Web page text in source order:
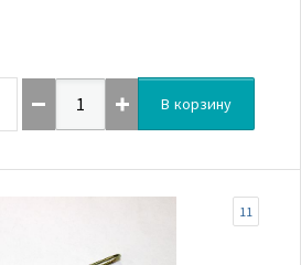
В корзину
11